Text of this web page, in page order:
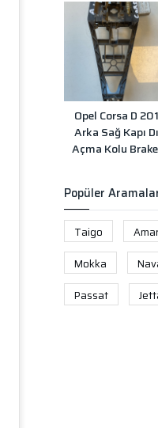
Opel Corsa D
Arka Sağ Kapı
Açma Kolu
Popüler
Taigo
Mokka
Passat